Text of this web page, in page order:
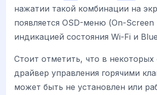
нажатии такой комбинации на
появляется OSD-меню (On-Screen
индикацией состояния Wi-Fi и
Стоит отметить, что в некоторых
драйвер управления горячими
может быть не установлен или